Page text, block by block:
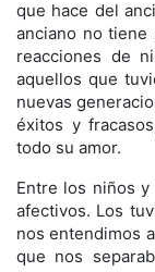
que hace del
anciano no
reacciones de
aquellos que
nuevas
éxitos y
todo su amor.
Entre los niños
afectivos. Los
nos entendimos
que nos